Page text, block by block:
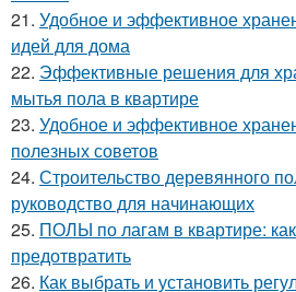
21. Удобное и эффективное
идей для дома
22. Эффективные решения для
мытья пола в квартире
23. Удобное и эффективное
полезных советов
24. Строительство деревянного
руководство для начинающих
25. ПОЛЫ по лагам в квартире: как
предотвратить
26. Как выбрать и установить